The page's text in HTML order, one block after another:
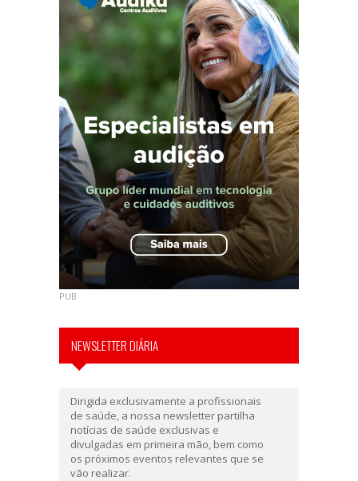
PUB
NEWSLETTER DIÁRIA
Dirigida exclusivamente a profissionais
de saúde, a nossa newsletter partilha
notícias de saúde exclusivas e
divulgadas em primeira mão, bem como
os próximos eventos relevantes que se
vão realizar.